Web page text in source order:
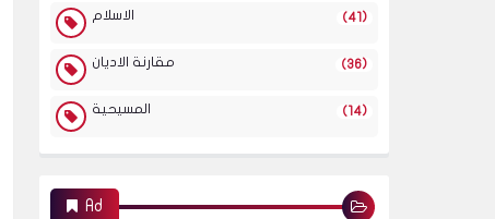
الاسلام (41)
مقارنة الاديان (36)
المسيحية (14)
Ad